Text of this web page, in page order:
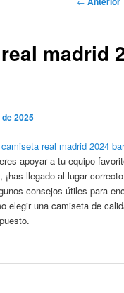
madrid
2025
camiseta real madrid 2024
apoyar a tu equipo
¡has llegado al lugar
consejos útiles para
elegir una camiseta de